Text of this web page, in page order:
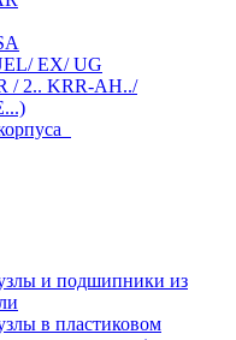
EX/ UG
/ 2.. KRR-AH../
и подшипники из
в пластиковом